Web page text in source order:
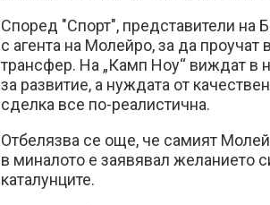
Според "Спорт", представители на
с агента на Молейро, за да
трансфер. На „Камп Ноу“ виждат в
за развитие, а нуждата от
сделка все по-реалистична.
Отбелязва се още, че самият
в миналото е заявявал желанието
каталунците.